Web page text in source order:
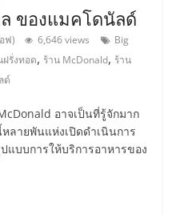
ของแมคโดนัลด์
ฟ) 6,646 views
Big
รั่งทอด, ร้าน McDonald, ร้าน
ด์
อาจเป็นที่รู้จักมาก
ลายพันแห่งเปิดดำเนินการ
บบการให้บริการอาหารของ